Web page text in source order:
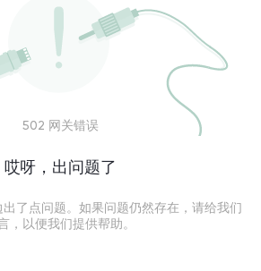
502 网关错误
哎呀，出问题了
了点问题。如果问题仍然存在，请给我们
，以便我们提供帮助。